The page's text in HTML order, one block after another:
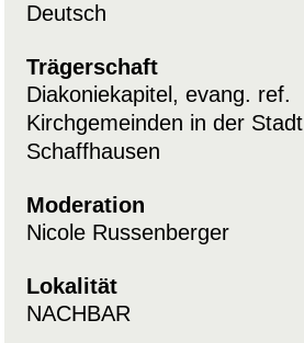
Deutsch
Trägerschaft
Diakoniekapitel, evang. ref.
Kirchgemeinden in der Stadt
Schaffhausen
Moderation
Nicole Russenberger
Lokalität
NACHBAR